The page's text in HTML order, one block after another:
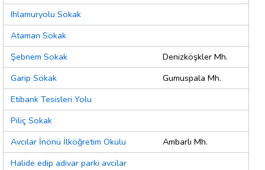
Ihlamuryolu Sokak
Ataman Sokak
Şebnem Sokak
Denizköşkler Mh.
Garip Sokak
Gumuspala Mh.
Etibank Tesisleri Yolu
Piliç Sokak
Avcılar İnönü İlköğretim Okulu
Ambarlı Mh.
Halide edip adivar parki avcilar